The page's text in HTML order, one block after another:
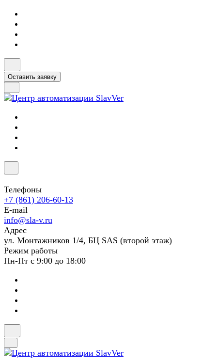
Оставить заявку
Телефоны
+7 (861) 206-60-13
E-mail
info@sla-v.ru
Адрес
ул. Монтажников 1/4, БЦ SAS (второй этаж)
Режим работы
Пн-Пт с 9:00 до 18:00